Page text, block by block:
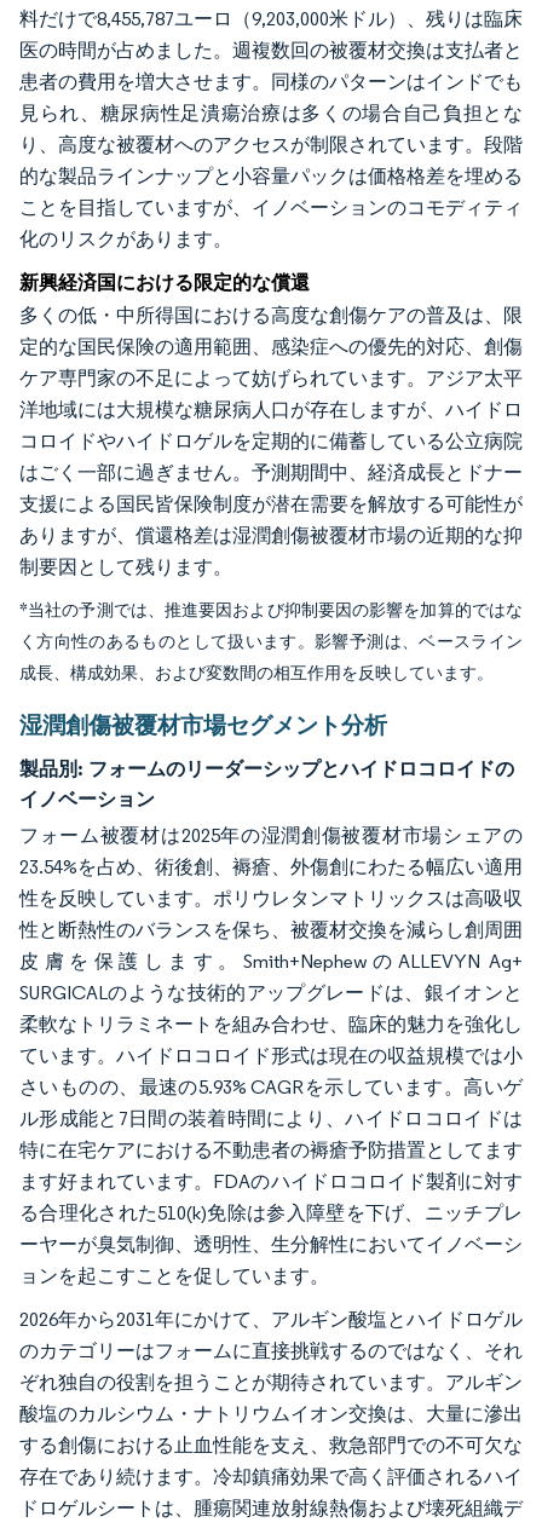
料だけで8,455,787ユーロ（9,203,000米ドル）、残りは臨床
医の時間が占めました。週複数回の被覆材交換は支払者と
患者の費用を増大させます。同様のパターンはインドでも
見られ、糖尿病性足潰瘍治療は多くの場合自己負担とな
り、高度な被覆材へのアクセスが制限されています。段階
的な製品ラインナップと小容量パックは価格格差を埋める
ことを目指していますが、イノベーションのコモディティ
化のリスクがあります。
新興経済国における限定的な償還
多くの低・中所得国における高度な創傷ケアの普及は、限
定的な国民保険の適用範囲、感染症への優先的対応、創傷
ケア専門家の不足によって妨げられています。アジア太平
洋地域には大規模な糖尿病人口が存在しますが、ハイドロ
コロイドやハイドロゲルを定期的に備蓄している公立病院
はごく一部に過ぎません。予測期間中、経済成長とドナー
支援による国民皆保険制度が潜在需要を解放する可能性が
ありますが、償還格差は湿潤創傷被覆材市場の近期的な抑
制要因として残ります。
*当社の予測では、推進要因および抑制要因の影響を加算的ではな
く方向性のあるものとして扱います。影響予測は、ベースライン
成長、構成効果、および変数間の相互作用を反映しています。
湿潤創傷被覆材市場セグメント分析
製品別: フォームのリーダーシップとハイドロコロイドの
イノベーション
フォーム被覆材は2025年の湿潤創傷被覆材市場シェアの
23.54%を占め、術後創、褥瘡、外傷創にわたる幅広い適用
性を反映しています。ポリウレタンマトリックスは高吸収
性と断熱性のバランスを保ち、被覆材交換を減らし創周囲
皮膚を保護します。Smith+NephewのALLEVYN Ag+
SURGICALのような技術的アップグレードは、銀イオンと
柔軟なトリラミネートを組み合わせ、臨床的魅力を強化し
ています。ハイドロコロイド形式は現在の収益規模では小
さいものの、最速の5.93% CAGRを示しています。高いゲ
ル形成能と7日間の装着時間により、ハイドロコロイドは
特に在宅ケアにおける不動患者の褥瘡予防措置としてます
ます好まれています。FDAのハイドロコロイド製剤に対す
る合理化された510(k)免除は参入障壁を下げ、ニッチプレ
ーヤーが臭気制御、透明性、生分解性においてイノベーシ
ョンを起こすことを促しています。
2026年から2031年にかけて、アルギン酸塩とハイドロゲル
のカテゴリーはフォームに直接挑戦するのではなく、それ
ぞれ独自の役割を担うことが期待されています。アルギン
酸塩のカルシウム・ナトリウムイオン交換は、大量に滲出
する創傷における止血性能を支え、救急部門での不可欠な
存在であり続けます。冷却鎮痛効果で高く評価されるハイ
ドロゲルシートは、腫瘍関連放射線熱傷および壊死組織デ